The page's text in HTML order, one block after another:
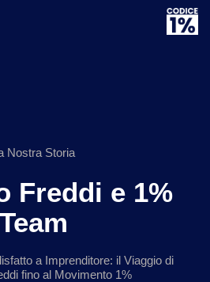
Nostra Storia
Freddi e 1%
Team
a Imprenditore: il Viaggio di
fino al Movimento 1%